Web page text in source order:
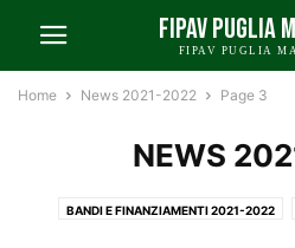
FIPAV PUGLIA
FIPAV PUGLIA
Home News 2021-2022 Page 3
NEWS
BANDI E FINANZIAMENTI 2021-2022